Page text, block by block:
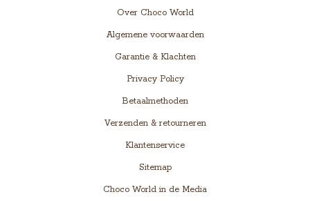
Over Choco World
Algemene voorwaarden
Garantie & Klachten
Privacy Policy
Betaalmethoden
Verzenden & retourneren
Klantenservice
Sitemap
Choco World in de Media